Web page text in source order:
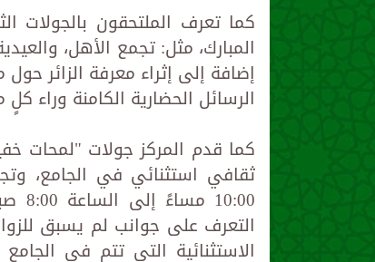
كما تعرف الملتحقون بالجولات
المبارك، مثل: تجمع الأهل،
إضافة إلى إثراء معرفة الزائر
الرسائل الحضارية الكامنة وراء
كما قدم المركز جولات "لمحات
ثقافي استثنائي في الجامع،
التعرف على جوانب لم يسبق
الاستثنائية التي تتم في